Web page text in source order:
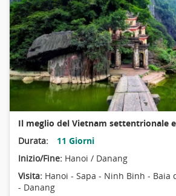
Il meglio del Vietnam settentrionale
Durata:
11 Giorni
Inizio/Fine: Hanoi / Danang
Visita: Hanoi - Sapa - Ninh Binh - Baia
- Danang